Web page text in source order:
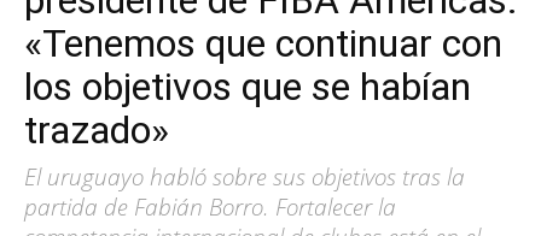
«Tenemos que continuar con
los objetivos que se habían
trazado»
El uruguayo habló sobre sus objetivos tras la
partida de Fabián Borro. Fortalecer la